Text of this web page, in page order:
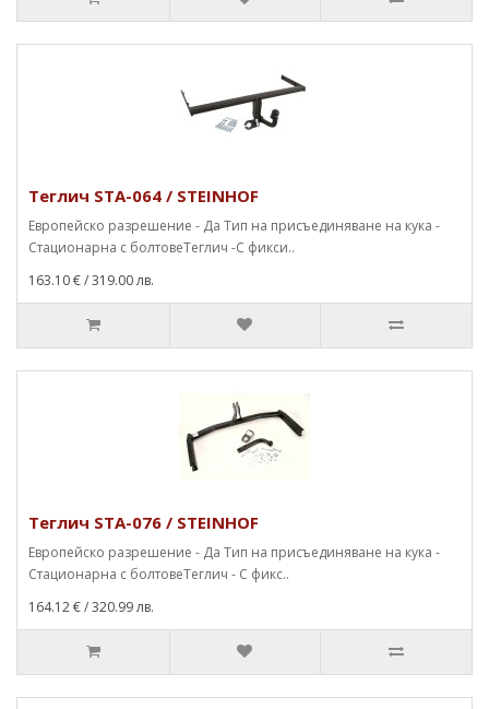
Теглич STA-064 / STEINHOF
Европейско разрешение - Да Тип на присъединяване на кука -
Стационарна с болтовеТеглич -С фикси..
163.10 €/ 319.00 лв.
Теглич STA-076 / STEINHOF
Европейско разрешение - Да Тип на присъединяване на кука -
Стационарна с болтовеТеглич - С фикс..
164.12 €/ 320.99 лв.